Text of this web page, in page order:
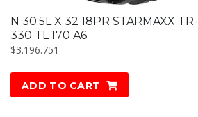
N 30.5L X 32 18PR STARMAXX TR-
330 TL 170 A6
$3.196.751
ADD TO CART